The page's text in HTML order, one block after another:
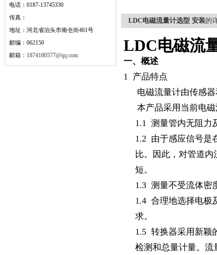
电话：0187-13745330
传真：
地址：河北省泊头市南仓街461号
邮编：062150
邮箱： 1874180577@qq.com
LDC电磁流量计选型 安装的
LDC电磁流
一、概述
1 产品特点
电磁流量计由传感
本产品采用当前电
1.1 测量管内无阻力
1.2 由于感应信号是
比。因此，对管道
短。
1.3 测量不受流体密
1.4 合理地选择电极
求。
1.5 转换器采用新颖
检测和总量计量。流